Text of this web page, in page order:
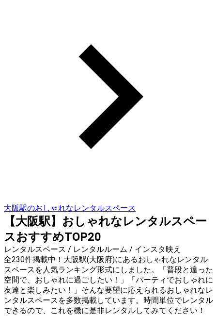
大阪駅のおしゃれなレンタルスペース
【大阪駅】おしゃれなレンタルスペー
スおすすめTOP20
レンタルスペース / レンタルルーム / インスタ映え
全230件掲載中！大阪駅(大阪府)にあるおしゃれなレンタル
スペースを人気ランキング形式にしました。「普段と違った
空間で、おしゃれに過ごしたい！」「パーティでおしゃれに
友達と楽しみたい！」そんな要望に応えられるおしゃれなレ
ンタルスペースを多数掲載しています。時間単位でレンタル
できるので、これを機に是非レンタルしてみてください！